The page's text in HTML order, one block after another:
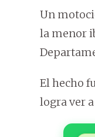
Un
la menor
El hecho
logra ver